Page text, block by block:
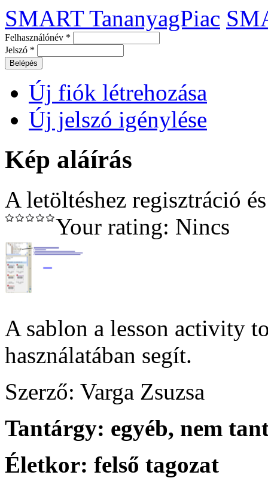
SMART TananyagPiac
Felhasználónév *
Jelszó *
Új fiók létrehozása
Új jelszó igénylése
Kép aláírás
A letöltéshez regisztráció
Your rating: Nincs
A sablon a lesson activity
használatában segít.
Szerző: Varga Zsuzsa
Tantárgy: egyéb, nem
Életkor: felső tagozat